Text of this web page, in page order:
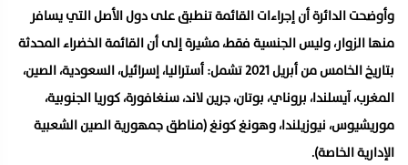
وأوضحت الدائرة أن إجراءات القائمة تنطبق على دول الأصل التي يسافر
منها الزوار، وليس الجنسية فقط، مشيرة إلى أن القائمة الخضراء المحدثة
بتاريخ الخامس من أبريل 2021 تشمل: أستراليا، إسرائيل، السعودية، الصين،
المغرب، آيسلندا، بروناي، بوتان، جرين لاند، سنغافورة، كوريا الجنوبية،
موريشيوس، نيوزيلندا، وهونغ كونغ (مناطق جمهورية الصين الشعبية
الإدارية الخاصة).